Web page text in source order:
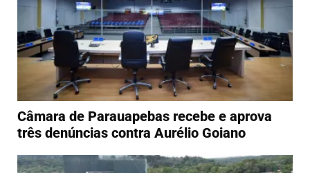
Câmara de Parauapebas recebe e aprova
três denúncias contra Aurélio Goiano